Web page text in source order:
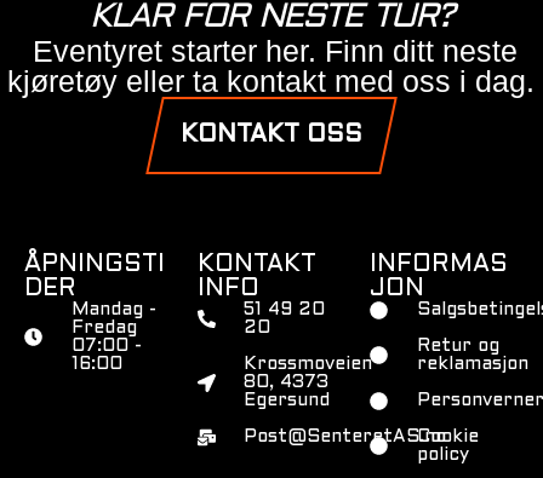
KLAR FOR NESTE TUR?
Eventyret starter her. Finn ditt neste
kjøretøy eller ta kontakt med oss i dag.
KONTAKT OSS
ÅPNINGSTI
DER
Mandag -
Fredag
07:00 -
16:00
KONTAKT
INFO
51 49 20
20
Krossmoveien
80, 4373
Egersund
Post@SenteretAS.no
INFORMAS
JON
Retur og
reklamasjon
Cookie
policy